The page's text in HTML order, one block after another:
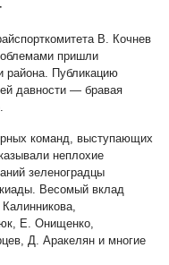
В. Кочнев
пришли
района. Публикацию
давности — бравая
команд, выступающих
неплохие
зеленоградцы
Весомый вклад
Е. Онищенко,
Д. Аракелян и многие